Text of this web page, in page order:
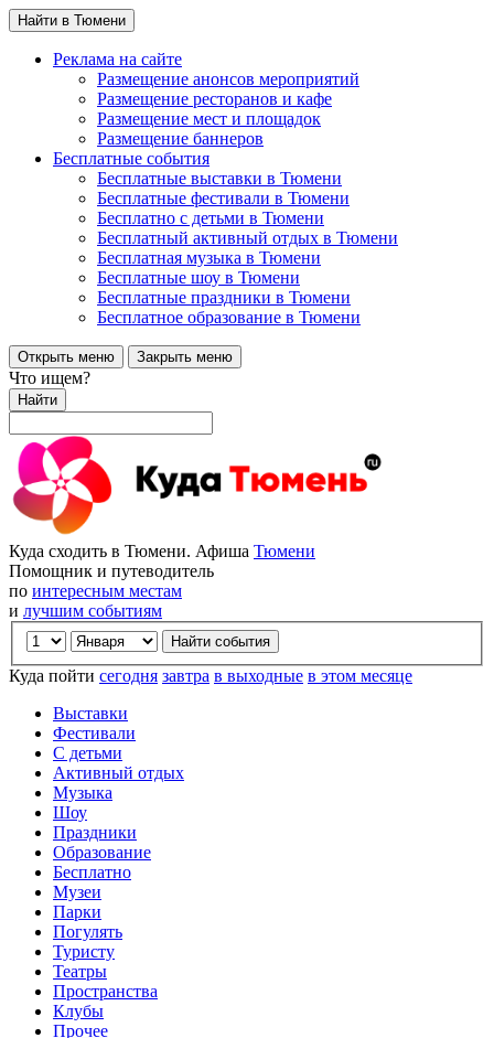
Найти в Тюмени
Реклама на сайте
Размещение анонсов мероприятий
Размещение ресторанов и кафе
Размещение мест и площадок
Размещение баннеров
Бесплатные события
Бесплатные выставки в Тюмени
Бесплатные фестивали в Тюмени
Бесплатно с детьми в Тюмени
Бесплатный активный отдых в Тюмени
Бесплатная музыка в Тюмени
Бесплатные шоу в Тюмени
Бесплатные праздники в Тюмени
Бесплатное образование в Тюмени
Открыть меню Закрыть меню
Что ищем?
Найти
Куда сходить в Тюмени. Афиша Тюмени
Помощник и путеводитель
по интересным местам
и лучшим событиям
Куда пойти сегодня завтра в выходные в этом месяце
Выставки
Фестивали
С детьми
Активный отдых
Музыка
Шоу
Праздники
Образование
Бесплатно
Музеи
Парки
Погулять
Туристу
Театры
Пространства
Клубы
Прочее